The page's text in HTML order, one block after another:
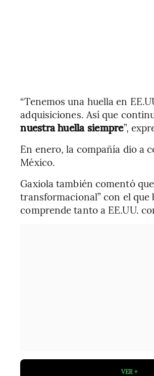
“Tenemos una huella en
adquisiciones. Así que
nuestra huella siempre”,
En enero, la compañía dio a
México.
Gaxiola también comentó
transformacional” con el
comprende tanto a EE.UU.
VER +